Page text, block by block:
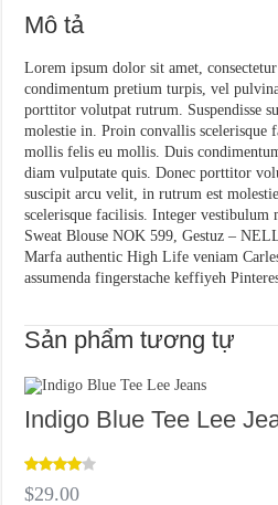
Mô tả
Lorem ipsum dolor sit amet,
condimentum pretium turpis, vel
porttitor volutpat rutrum. Suspendisse
molestie in. Proin convallis scelerisque
mollis felis eu mollis. Duis
diam vulputate quis. Donec porttitor
suscipit arcu velit, in rutrum est
scelerisque facilisis. Integer vestibulum
Sweat Blouse NOK 599, Gestuz –
Marfa authentic High Life veniam
assumenda fingerstache keffiyeh
Sản phẩm tương tự
Indigo Blue Tee Lee
Được
$29.00